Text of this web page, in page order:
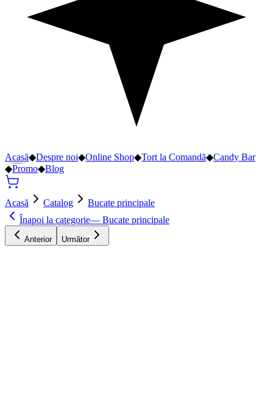
Acasă◆Despre noi◆Online Shop◆Tort la Comandă◆Candy Bar
◆Promo◆Blog
Acasă Catalog
Bucate principale
Înapoi la categorie— Bucate principale
Anterior Următor